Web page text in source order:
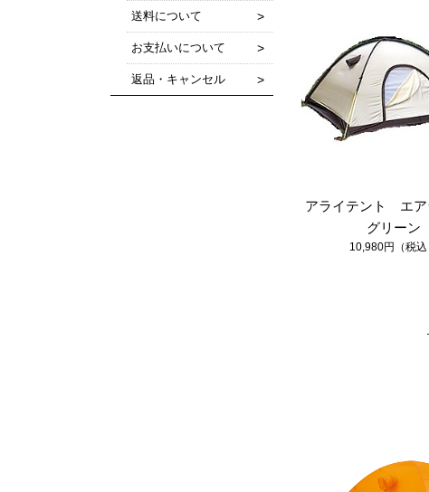
アライテント エア
グリーン
10,980円（税込
送料について
お支払いについて
返品・キャンセル